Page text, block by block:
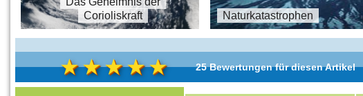
Corioliskraft
Naturkatastrophen
25 Bewertungen für diesen Artikel